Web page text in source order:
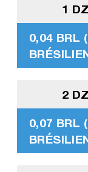
1
0,04 BRL
2
0,07 BRL